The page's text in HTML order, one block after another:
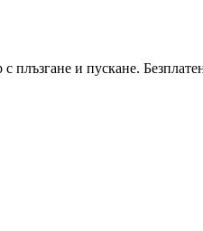
плъзгане и пускане.